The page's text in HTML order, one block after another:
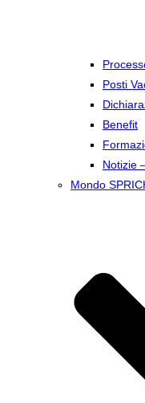
Posti
Benefit
Notizie
Mondo